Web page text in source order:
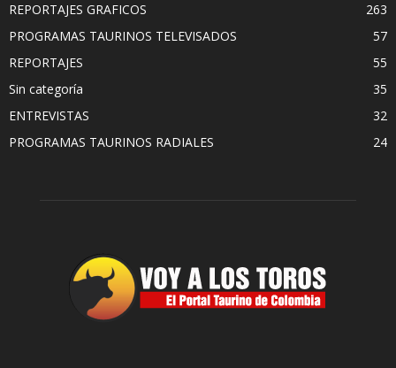
REPORTAJES GRAFICOS
263
PROGRAMAS TAURINOS TELEVISADOS
57
REPORTAJES
55
Sin categoría
35
ENTREVISTAS
32
PROGRAMAS TAURINOS RADIALES
24